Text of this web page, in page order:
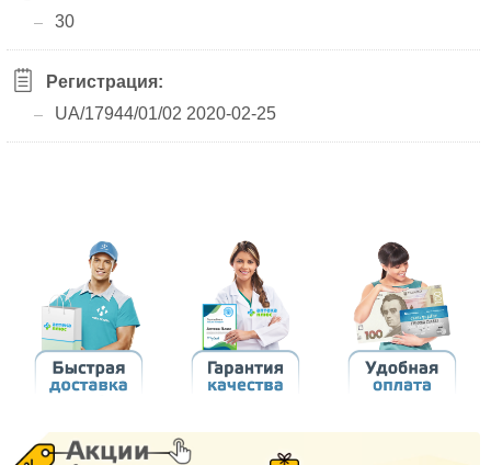
30
Регистрация:
UA/17944/01/02 2020-02-25